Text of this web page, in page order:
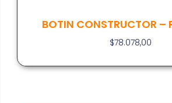
BOTIN CONSTRUCTOR –
$78.078,00